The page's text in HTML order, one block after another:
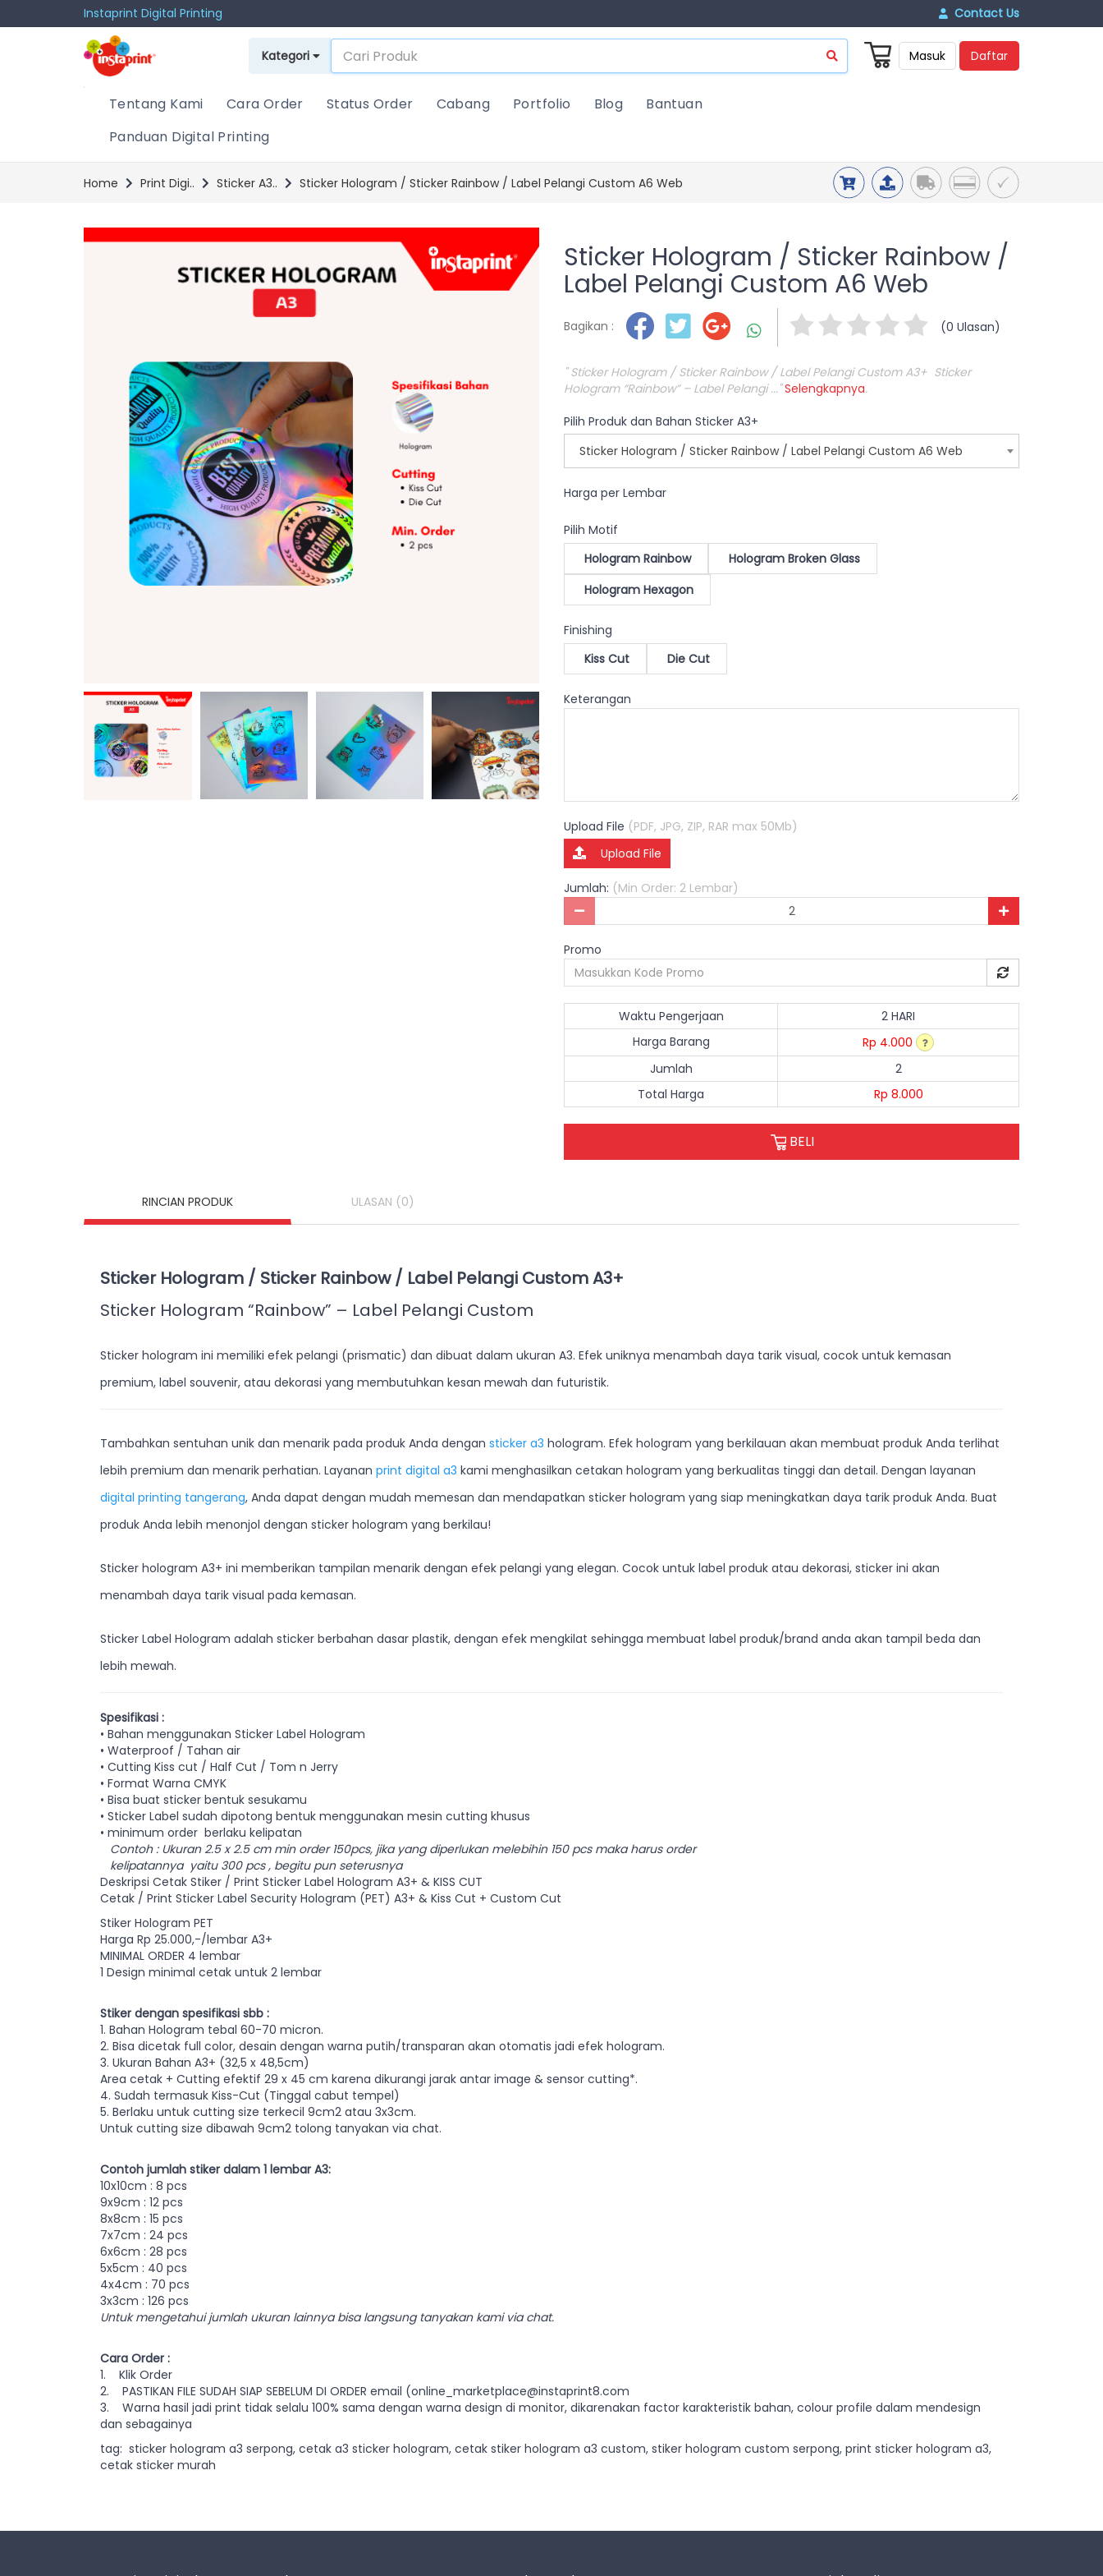
Instaprint Digital Printing Contact Us
Kategori Masuk Daftar
Tentang Kami Cara Order Status Order Cabang Portfolio Blog
Bantuan
Panduan Digital Printing
Home Print Digi.. Sticker A3.. Sticker Hologram / Sticker Rainbow / Label Pelangi Custom A6 Web
Sticker Hologram / Sticker Rainbow /
Label Pelangi Custom A6 Web
Bagikan : (0 Ulasan)
" Sticker Hologram / Sticker Rainbow / Label Pelangi Custom A3+ Sticker
Hologram “Rainbow” – Label Pelangi ..."Selengkapnya.
Pilih Produk dan Bahan Sticker A3+
Sticker Hologram / Sticker Rainbow / Label Pelangi Custom A6 Web
Harga per Lembar
Pilih Motif
Hologram Rainbow
Hologram Broken Glass
Hologram Hexagon
Finishing
Kiss Cut
Die Cut
Keterangan
Upload File (PDF, JPG, ZIP, RAR max 50Mb)
Upload File
Jumlah: (Min Order: 2 Lembar)
Promo
Waktu Pengerjaan
2 HARI
Harga Barang
Rp 4.000
Jumlah
2
Total Harga
Rp 8.000
BELI
RINCIAN PRODUK ULASAN (0)
Sticker Hologram / Sticker Rainbow / Label Pelangi Custom A3+
Sticker Hologram “Rainbow” – Label Pelangi Custom
Sticker hologram ini memiliki efek pelangi (prismatic) dan dibuat dalam ukuran A3. Efek uniknya menambah daya tarik visual, cocok untuk kemasan
premium, label souvenir, atau dekorasi yang membutuhkan kesan mewah dan futuristik.
Tambahkan sentuhan unik dan menarik pada produk Anda dengan sticker a3 hologram. Efek hologram yang berkilauan akan membuat produk Anda terlihat
lebih premium dan menarik perhatian. Layanan print digital a3 kami menghasilkan cetakan hologram yang berkualitas tinggi dan detail. Dengan layanan
digital printing tangerang, Anda dapat dengan mudah memesan dan mendapatkan sticker hologram yang siap meningkatkan daya tarik produk Anda. Buat
produk Anda lebih menonjol dengan sticker hologram yang berkilau!
Sticker hologram A3+ ini memberikan tampilan menarik dengan efek pelangi yang elegan. Cocok untuk label produk atau dekorasi, sticker ini akan
menambah daya tarik visual pada kemasan.
Sticker Label Hologram adalah sticker berbahan dasar plastik, dengan efek mengkilat sehingga membuat label produk/brand anda akan tampil beda dan
lebih mewah.
Spesifikasi :
• Bahan menggunakan Sticker Label Hologram
• Waterproof / Tahan air
• Cutting Kiss cut / Half Cut / Tom n Jerry
• Format Warna CMYK
• Bisa buat sticker bentuk sesukamu
• Sticker Label sudah dipotong bentuk menggunakan mesin cutting khusus
• minimum order berlaku kelipatan
Contoh : Ukuran 2.5 x 2.5 cm min order 150pcs, jika yang diperlukan melebihin 150 pcs maka harus order
kelipatannya yaitu 300 pcs , begitu pun seterusnya
Deskripsi Cetak Stiker / Print Sticker Label Hologram A3+ & KISS CUT
Cetak / Print Sticker Label Security Hologram (PET) A3+ & Kiss Cut + Custom Cut
Stiker Hologram PET
Harga Rp 25.000,-/lembar A3+
MINIMAL ORDER 4 lembar
1 Design minimal cetak untuk 2 lembar
Stiker dengan spesifikasi sbb :
1. Bahan Hologram tebal 60-70 micron.
2. Bisa dicetak full color, desain dengan warna putih/transparan akan otomatis jadi efek hologram.
3. Ukuran Bahan A3+ (32,5 x 48,5cm)
Area cetak + Cutting efektif 29 x 45 cm karena dikurangi jarak antar image & sensor cutting*.
4. Sudah termasuk Kiss-Cut (Tinggal cabut tempel)
5. Berlaku untuk cutting size terkecil 9cm2 atau 3x3cm.
Untuk cutting size dibawah 9cm2 tolong tanyakan via chat.
Contoh jumlah stiker dalam 1 lembar A3:
10x10cm : 8 pcs
9x9cm : 12 pcs
8x8cm : 15 pcs
7x7cm : 24 pcs
6x6cm : 28 pcs
5x5cm : 40 pcs
4x4cm : 70 pcs
3x3cm : 126 pcs
Untuk mengetahui jumlah ukuran lainnya bisa langsung tanyakan kami via chat.
Cara Order :
1. Klik Order
2. PASTIKAN FILE SUDAH SIAP SEBELUM DI ORDER email (online_marketplace@instaprint8.com
3. Warna hasil jadi print tidak selalu 100% sama dengan warna design di monitor, dikarenakan factor karakteristik bahan, colour profile dalam mendesign
dan sebagainya
tag: sticker hologram a3 serpong, cetak a3 sticker hologram, cetak stiker hologram a3 custom, stiker hologram custom serpong, print sticker hologram a3,
cetak sticker murah